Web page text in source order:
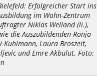
Erfolgreicher Start ins
im Wohn-Zentrum
Niklas Welland (li.),
die Auszubildenden Ronja
Kuhlmann, Laura Broszeit,
und Emre Akbulut. Foto: